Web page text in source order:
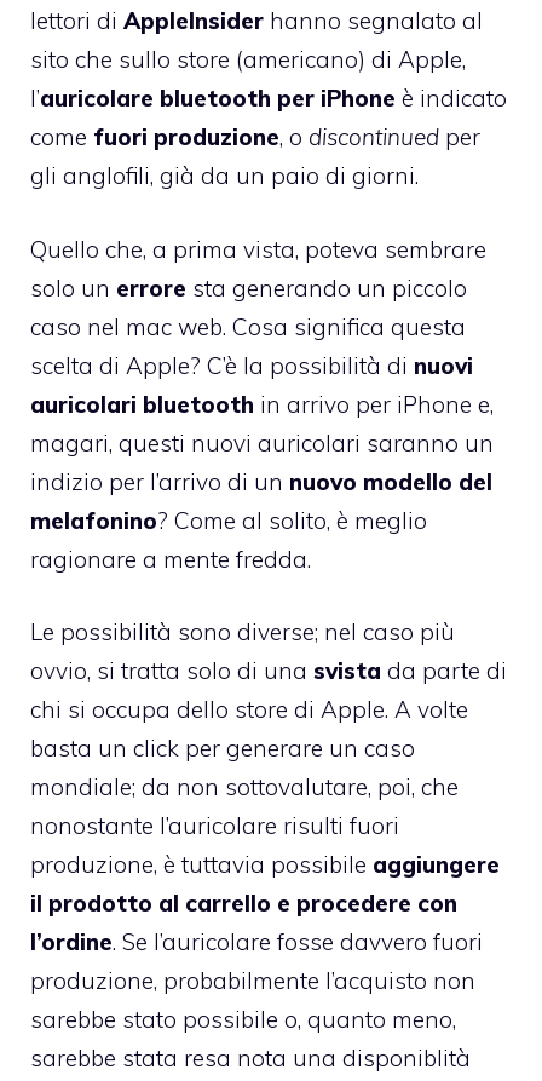
lettori di AppleInsider hanno segnalato al
sito che sullo store (americano) di Apple,
l’auricolare bluetooth per iPhone è indicato
come fuori produzione, o discontinued per
gli anglofili, già da un paio di giorni.
Quello che, a prima vista, poteva sembrare
solo un errore sta generando un piccolo
caso nel mac web. Cosa significa questa
scelta di Apple? C’è la possibilità di nuovi
auricolari bluetooth in arrivo per iPhone e,
magari, questi nuovi auricolari saranno un
indizio per l’arrivo di un nuovo modello del
melafonino? Come al solito, è meglio
ragionare a mente fredda.
Le possibilità sono diverse; nel caso più
ovvio, si tratta solo di una svista da parte di
chi si occupa dello store di Apple. A volte
basta un click per generare un caso
mondiale; da non sottovalutare, poi, che
nonostante l’auricolare risulti fuori
produzione, è tuttavia possibile aggiungere
il prodotto al carrello e procedere con
l’ordine. Se l’auricolare fosse davvero fuori
produzione, probabilmente l’acquisto non
sarebbe stato possibile o, quanto meno,
sarebbe stata resa nota una disponiblità